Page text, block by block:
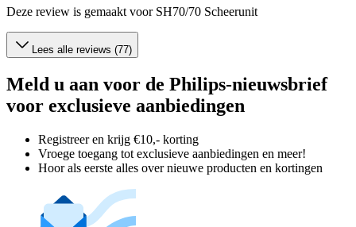
Deze review is gemaakt voor SH70/70 Scheerunit
Lees alle reviews (77)
Meld u aan voor de Philips-nieuwsbrief
voor exclusieve aanbiedingen
Registreer en krijg €10,- korting
Vroege toegang tot exclusieve aanbiedingen en meer!
Hoor als eerste alles over nieuwe producten en kortingen